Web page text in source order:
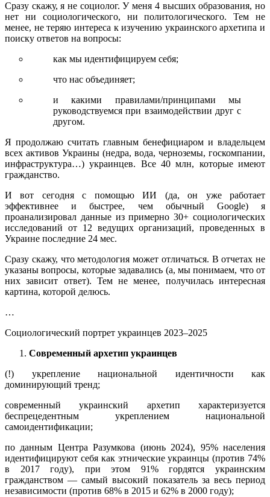
Сразу скажу, я не социолог. У меня 4 высших образования, но
нет ни социологического, ни политологического. Тем не
менее, не теряю интереса к изучению украинского архетипа и
поиску ответов на вопросы:
как мы идентифицируем себя;
что нас объединяет;
и какими правилами/принципами мы
руководствуемся при взаимодействии друг с
другом.
Я продолжаю считать главным бенефициаром и владельцем
всех активов Украины (недра, вода, черноземы, госкомпании,
инфраструктура…) украинцев. Все 40 млн, которые имеют
гражданство.
И вот сегодня с помощью ИИ (да, он уже работает
эффективнее и быстрее, чем обычный Google) я
проанализировал данные из примерно 30+ социологических
исследований от 12 ведущих организаций, проведенных в
Украине последние 24 мес.
Сразу скажу, что методология может отличаться. В отчетах не
указаны вопросы, которые задавались (а, мы понимаем, что от
них зависит ответ). Тем не менее, получилась интересная
картина, которой делюсь.
…
Социологический портрет украинцев 2023–2025
Современный архетип украинцев
(!) укрепление национальной идентичности как
доминирующий тренд;
современный украинский архетип характеризуется
беспрецедентным укреплением национальной
самоидентификации;
по данным Центра Разумкова (июнь 2024), 95% населения
идентифицируют себя как этнические украинцы (против 74%
в 2017 году), при этом 91% гордятся украинским
гражданством — самый высокий показатель за весь период
независимости (против 68% в 2015 и 62% в 2000 году);